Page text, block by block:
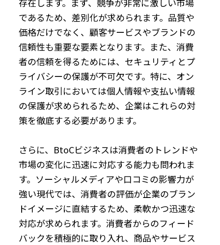
であるため、差別化が求められます。品質や
価格だけでなく、顧客サービスやブランドの
信頼性も重要な要素となります。また、消費
者の信頼を得るためには、セキュリティとプ
ライバシーの保護が不可欠です。特に、オン
ライン取引においては個人情報や支払い情報
の保護が求められるため、企業はこれらの対
策を徹底する必要があります。
さらに、BtoCビジネスは消費者のトレンドや
市場の変化に迅速に対応する能力も問われま
す。ソーシャルメディアや口コミの影響力が
強い現代では、消費者の評価が企業のブラン
ドイメージに直結するため、柔軟かつ迅速な
対応が求められます。消費者からのフィード
バックを積極的に取り入れ、商品やサービス